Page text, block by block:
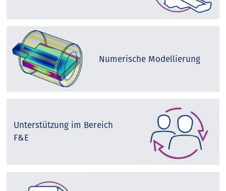
Numerische Modellierung
Unterstützung im Bereich
F&E